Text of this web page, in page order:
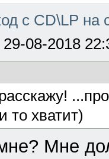
с CD\LP на
29-08-2018
то хватит)
Мне